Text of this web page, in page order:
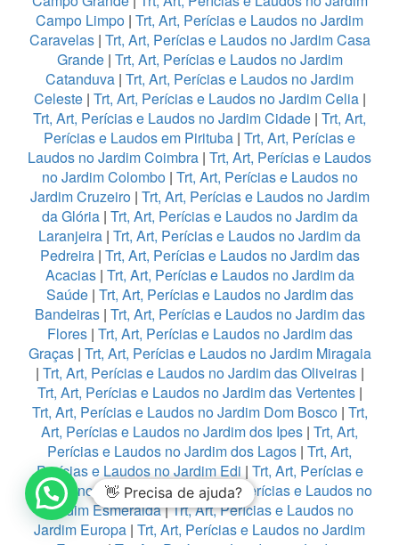
Campo Limpo | Trt, Art, Perícias e Laudos no Jardim
Caravelas| Trt, Art, Perícias e Laudos no Jardim Casa
Grande| Trt, Art, Perícias e Laudos no Jardim
Catanduva | Trt, Art, Perícias e Laudos no Jardim
Celeste| Trt, Art, Perícias e Laudos no Jardim Celia|
Trt, Art, Perícias e Laudos no Jardim Cidade | Trt, Art,
Perícias e Laudos em Pirituba | Trt, Art, Perícias e
Laudos no Jardim Coimbra | Trt, Art, Perícias e Laudos
no Jardim Colombo| Trt, Art, Perícias e Laudos no
Jardim Cruzeiro| Trt, Art, Perícias e Laudos no Jardim
da Glória| Trt, Art, Perícias e Laudos no Jardim da
Laranjeira | Trt, Art, Perícias e Laudos no Jardim da
Pedreira| Trt, Art, Perícias e Laudos no Jardim das
Acacias| Trt, Art, Perícias e Laudos no Jardim da
Saúde| Trt, Art, Perícias e Laudos no Jardim das
Bandeiras| Trt, Art, Perícias e Laudos no Jardim das
Flores| Trt, Art, Perícias e Laudos no Jardim das
Graças| Trt, Art, Perícias e Laudos no Jardim Miragaia
| Trt, Art, Perícias e Laudos no Jardim das Oliveiras|
Trt, Art, Perícias e Laudos no Jardim das Vertentes|
Trt, Art, Perícias e Laudos no Jardim Dom Bosco| Trt,
Art, Perícias e Laudos no Jardim dos Ipes | Trt, Art,
Perícias e Laudos no Jardim dos Lagos | Trt, Art,
Perícias e Laudos no Jardim Edi | Trt, Art, Perícias e
Laudos no Jardim Eledy|Trt, Art, Perícias e Laudos no
Jardim Esmeralda|Trt, Art, Perícias e Laudos no
Jardim Europa | Trt, Art, Perícias e Laudos no Jardim
👋 Precisa de ajuda?